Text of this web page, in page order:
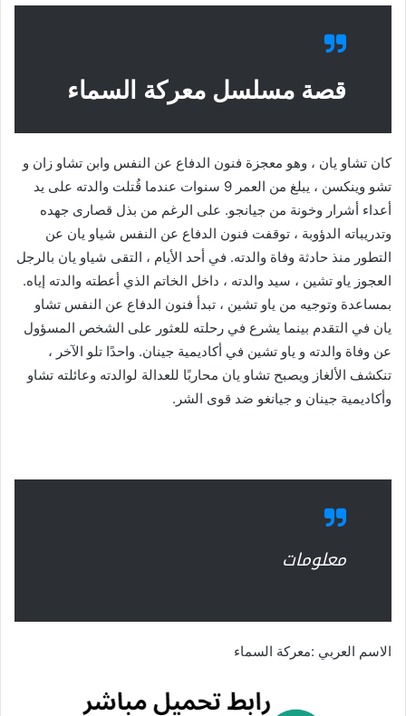
قصة مسلسل معركة السماء
كان تشاو يان ، وهو معجزة فنون الدفاع عن النفس وابن تشاو زان و
تشو وينكسن ، يبلغ من العمر 9 سنوات عندما قُتلت والدته على يد
أعداء أشرار وخونة من جيانجو. على الرغم من بذل قصارى جهده
وتدريباته الدؤوبة ، توقفت فنون الدفاع عن النفس شياو يان عن
التطور منذ حادثة وفاة والدته. في أحد الأيام ، التقى شياو يان بالرجل
العجوز ياو تشين ، سيد والدته ، داخل الخاتم الذي أعطته والدته إياه.
بمساعدة وتوجيه من ياو تشين ، تبدأ فنون الدفاع عن النفس تشاو
يان في التقدم بينما يشرع في رحلته للعثور على الشخص المسؤول
عن وفاة والدته و ياو تشين في أكاديمية جينان. واحدًا تلو الآخر ،
تنكشف الألغاز ويصبح تشاو يان محاربًا للعدالة لوالدته وعائلته تشاو
وأكاديمية جينان و جيانغو ضد قوى الشر.
معلومات
الاسم العربي :معركة السماء